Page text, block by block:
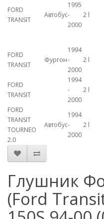
FORD
TRANSIT
Автобус
1995
-
2000
2 l
FORD
TRANSIT
Фургон
1994
-
2000
2 l
FORD
TRANSIT
1994
-
2000
2 l
FORD
TRANSIT
TOURNEO
2.0
Автобус
1994
-
2000
2 l
Глушник
(Ford